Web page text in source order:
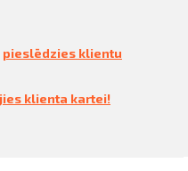
pieslēdzies klientu
klienta kartei!